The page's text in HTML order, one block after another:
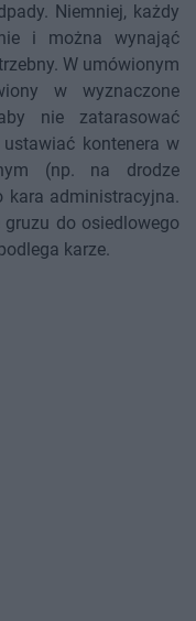
Niemniej, każdy
i można wynająć
W umówionym
w wyznaczone
nie zatarasować
kontenera w
(np. na drodze
kara administracyjna.
do osiedlowego
karze.